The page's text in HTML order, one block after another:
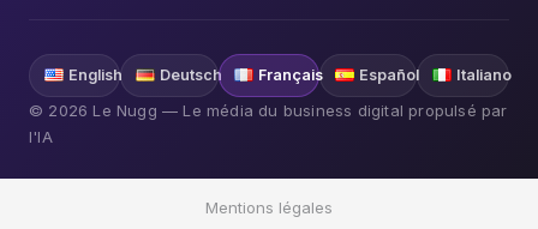
English Deutsch Français Español Italiano
© 2026 Le Nugg — Le média du business digital propulsé par
l'IA
Mentions légales